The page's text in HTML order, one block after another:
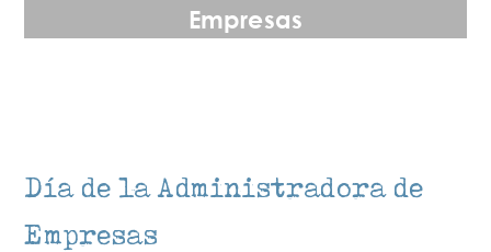
Empresas
Día de la Administradora de
Empresas